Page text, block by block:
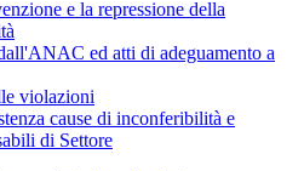
e la repressione della
ed atti di adeguamento a
violazioni
cause di inconferibilità e
di Settore